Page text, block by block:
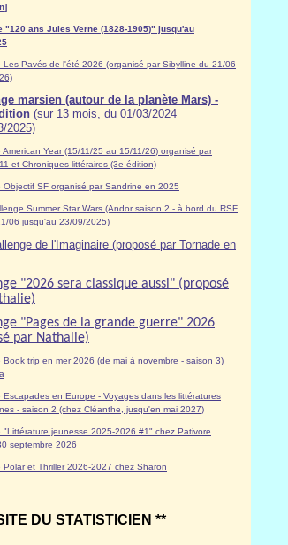
"120 ans Jules Verne (1828-1905)" jusqu'au
Les Pavés de l'été 2026 (organisé par Sibylline du 21/06
marsien (autour de la planète Mars) -
(sur 13 mois, du 01/03/2024
2025)
American Year (15/11/25 au 15/11/26) organisé par
et Chroniques littéraires (3e édition)
Objectif SF organisé par Sandrine en 2025
Summer Star Wars (Andor saison 2 - à bord du RSF
06 jusqu'au 23/09/2025)
de l'Imaginaire (proposé par Tornade en
"2026 sera classique aussi" (proposé
"Pages de la grande guerre" 2026
par Nathalie)
Book trip en mer 2026 (de mai à novembre - saison 3)
Escapades en Europe - Voyages dans les littératures
- saison 2 (chez Cléanthe, jusqu'en mai 2027)
"Littérature jeunesse 2025-2026 #1" chez Pativore
septembre 2026
Polar et Thriller 2026-2027 chez Sharon
DU STATISTICIEN **